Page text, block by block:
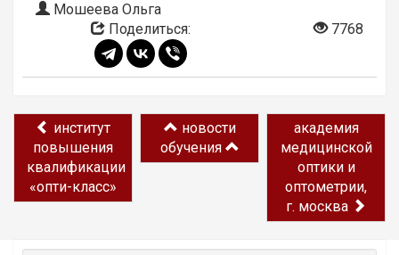
Мошеева Ольга
Поделиться:
7768
институт
повышения
квалификации
«опти-класс»
новости
обучения
академия
медицинской
оптики и
оптометрии,
г. москва